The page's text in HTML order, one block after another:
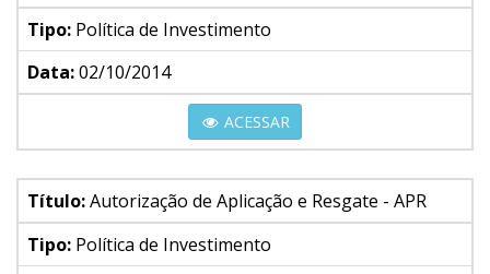
Tipo: Política de Investimento
Data:02/10/2014
ACESSAR
Título:Autorização de Aplicação e Resgate - APR
Tipo: Política de Investimento